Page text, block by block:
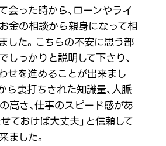
会った時から、ローンやライ
金の相談から親身になって相
した。こちらの不安に思う部
しっかりと説明して下さり、
せを進めることが出来まし
ら裏打ちされた知識量、人脈
高さ、仕事のスピード感があ
せておけば大丈夫」と信頼して
ました。